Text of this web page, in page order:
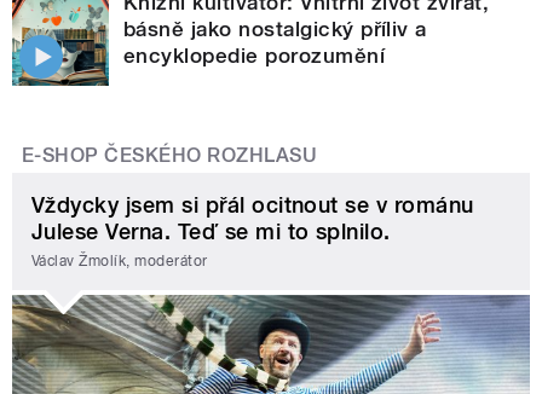
básně jako nostalgický příliv a
encyklopedie porozumění
E-SHOP ČESKÉHO ROZHLASU
Vždycky jsem si přál ocitnout se v románu
Julese Verna. Teď se mi to splnilo.
Václav Žmolík, moderátor